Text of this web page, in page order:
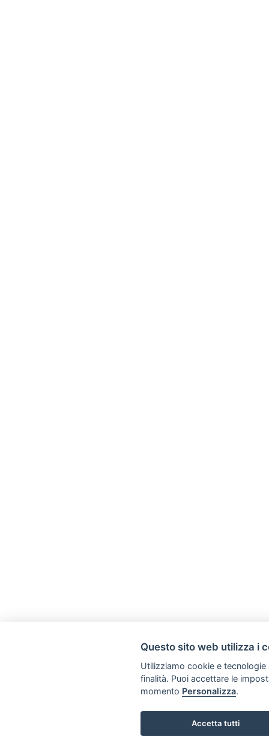
Questo sito web utilizza i
Utilizziamo cookie e
finalità. Puoi accettare le
momento Personalizza.
Accetta tutti